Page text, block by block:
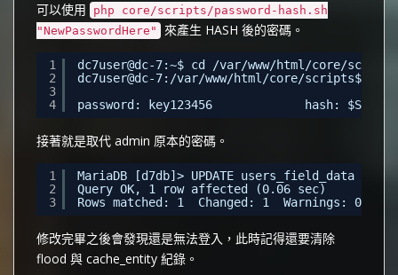
可以使用
php core/scripts/password-hash.sh
"NewPasswordHere"
來產生 HASH 後的密碼。
1
2
3
4
dc7user@dc-7:~$ cd /var/www/html/core/
dc7user@dc-7:/var/www/html/core/scripts$ php
password: key123456             hash:
接著就是取代 admin 原本的密碼。
1
2
3
MariaDB [d7db]> UPDATE users_field_data SET
Query OK, 1 row affected (0.06 sec)
Rows matched: 1  Changed: 1  Warnings: 0
修改完畢之後會發現還是無法登入，此時記得還要清除
flood 與 cache_entity 紀錄。